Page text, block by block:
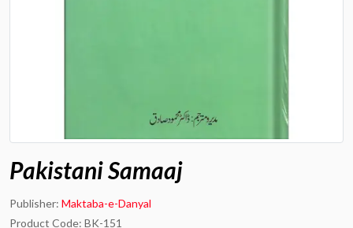
Pakistani Samaaj
Publisher: Maktaba-e-Danyal
Product Code: BK-151